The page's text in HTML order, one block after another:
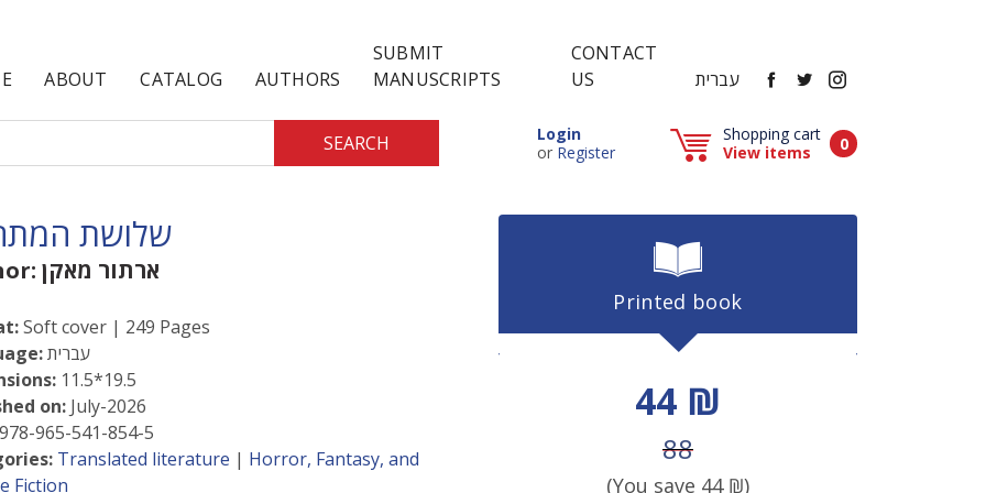
ABOUT CATALOG AUTHORS
SUBMIT
MANUSCRIPTS
CONTACT
US
עברית FACEBOOK
TWITTER
INSTAGRAM
SEARCH LoginPopup window (Can be closed by ESCAPE key)
or RegisterPopup window (Can be closed by ESCAPE key)
Shopping cart
View items
0Items in cart
שלושת
ארתור מאקן
Soft cover | 249 Pages
עברית
11.5*19.5
on: July-2026
978-965-541-854-5
Translated literature | Horror, Fantasy, and
Fiction
Printed book
Discount price
44 ₪
Price before discount
88
(You save 44₪)